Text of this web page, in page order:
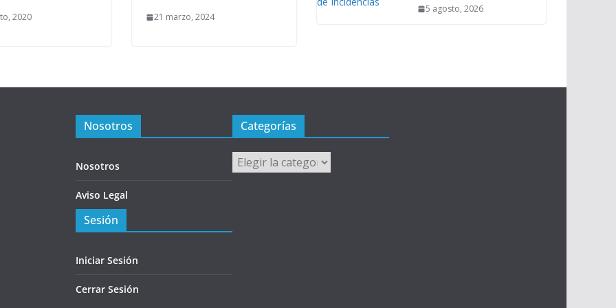
2020 21 marzo, 2024
5 agosto, 2026
Nosotros
Nosotros
Aviso Legal
Sesión
Iniciar Sesión
Cerrar Sesión
Categorías
Categorías